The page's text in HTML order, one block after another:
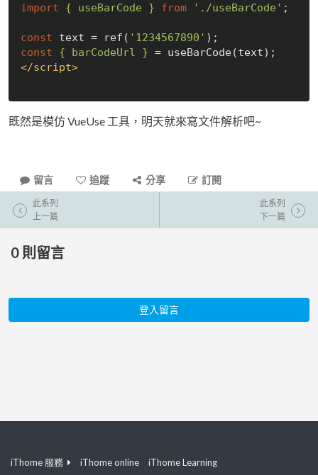
import
{ useBarCode } from './useBarCode' ;
const text = ref( '1234567890'
const
{ barCodeUrl }
</script>
既然是模仿 VueUse 工具，明天就來寫文件解析吧~
留言 追蹤 分享 訂閱
此系列
上一篇
此系列
下一篇
0 則留言
登入留言
iThome 服務 iThome online iThome Learning